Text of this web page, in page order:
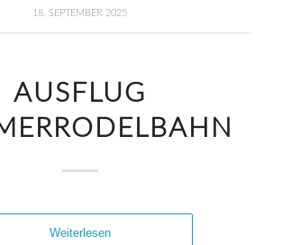
18. SEPTEMBER 2025
AUSFLUG
Weiterlesen